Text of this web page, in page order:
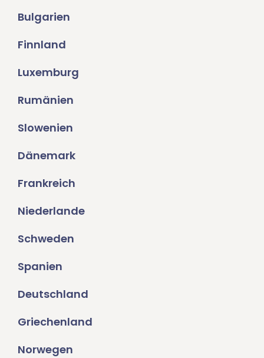
Bulgarien
Finnland
Luxemburg
Rumänien
Slowenien
Dänemark
Frankreich
Niederlande
Schweden
Spanien
Deutschland
Griechenland
Norwegen